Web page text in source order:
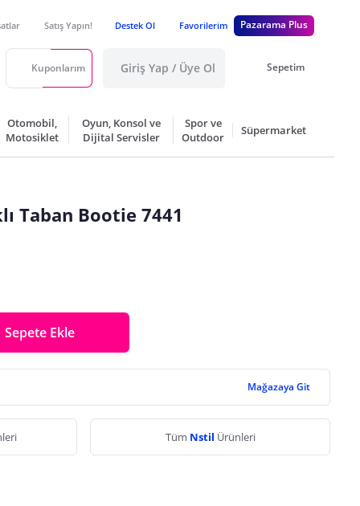
Satış Yapın! Destek Ol Favorilerim Pazarama Plus
Kuponlarım Giriş Yap / Üye Ol Sepetim
Otomobil,
Motosiklet
Oyun, Konsol ve
Dijital Servisler
Spor ve
Outdoor
Süpermarket
Taban Bootie 7441
Sepete Ekle
Mağazaya Git
Tüm Nstil Ürünleri